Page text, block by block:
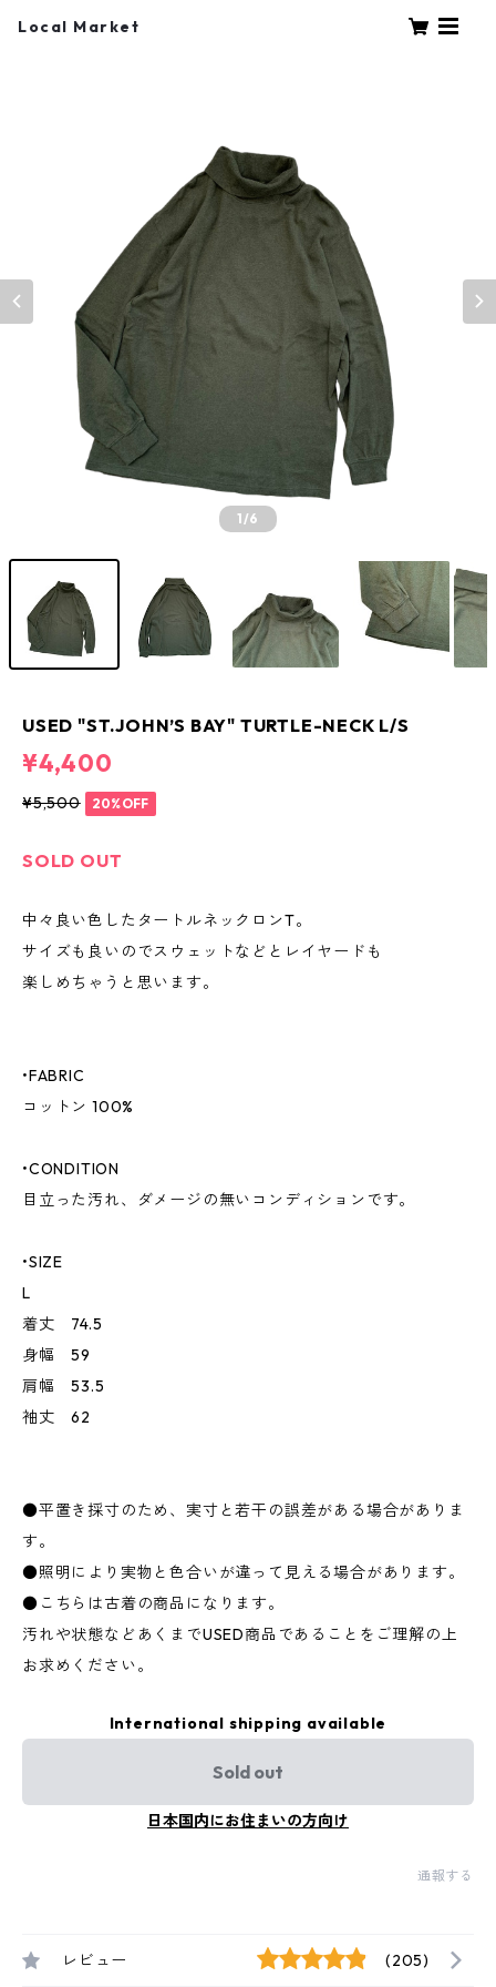
Local Market
1/6
USED "ST.JOHN’S BAY" TURTLE-NECK L/S
¥4,400
¥5,500 20%OFF
SOLD OUT
中々良い色したタートルネックロンT。
サイズも良いのでスウェットなどとレイヤードも
楽しめちゃうと思います。
•FABRIC
コットン 100%
•CONDITION
目立った汚れ、ダメージの無いコンディションです。
•SIZE
L
着丈 74.5
身幅 59
肩幅 53.5
袖丈 62
●平置き採寸のため、実寸と若干の誤差がある場合がありま
す。
●照明により実物と色合いが違って見える場合があります。
●こちらは古着の商品になります。
汚れや状態などあくまでUSED商品であることをご理解の上
お求めください。
International shipping available
Sold out
日本国内にお住まいの方向け
通報する
レビュー (205)